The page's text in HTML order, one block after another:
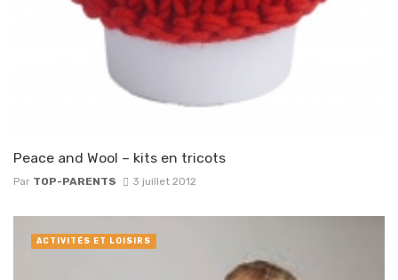
Peace and Wool – kits en tricots
Par TOP-PARENTS 3 juillet 2012
ACTIVITÉS ET LOISIRS